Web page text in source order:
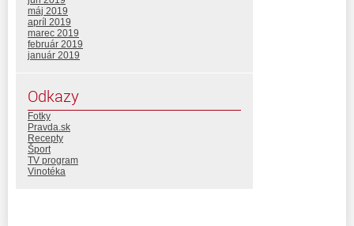
máj 2019
apríl 2019
marec 2019
február 2019
január 2019
Odkazy
Fotky
Pravda.sk
Recepty
Šport
TV program
Vinotéka